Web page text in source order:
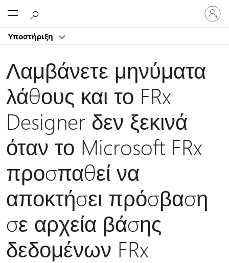
Υποστήριξη
Είσοδος
στον
Λαμβάνετε μηνύματα
λάθους και το FRx
Designer δεν ξεκινά
όταν το Microsoft FRx
προσπαθεί να
αποκτήσει πρόσβαση
σε αρχεία βάσης
δεδομένων FRx